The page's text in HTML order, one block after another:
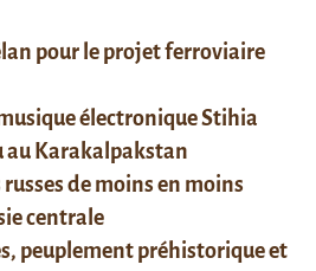
pour le projet ferroviaire
électronique Stihia
au Karakalpakstan
de moins en moins
centrale
peuplement préhistorique et